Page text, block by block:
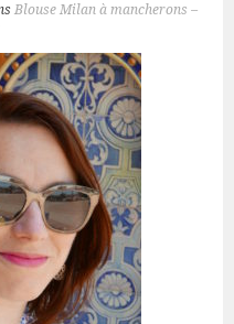
Blouse Milan à mancherons –